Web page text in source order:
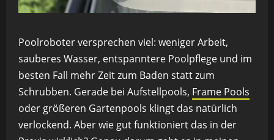
Poolroboter versprechen viel: weniger Arbeit,
sauberes Wasser, entspanntere Poolpflege und im
besten Fall mehr Zeit zum Baden statt zum
Schrubben. Gerade bei Aufstellpools, Frame Pools
oder größeren Gartenpools klingt das natürlich
verlockend. Aber wie gut funktioniert das in der